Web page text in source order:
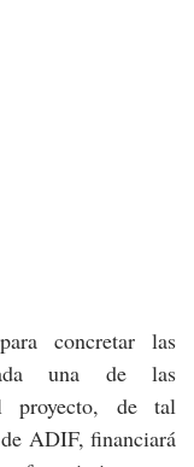
concretar las
una de las
proyecto, de tal
ADIF, financiará